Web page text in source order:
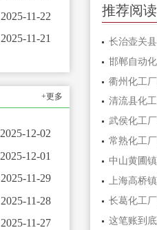
2025-11-22
2025-11-21
+更多
2025-12-02
2025-12-01
2025-11-29
2025-11-28
2025-11-27
推荐阅读